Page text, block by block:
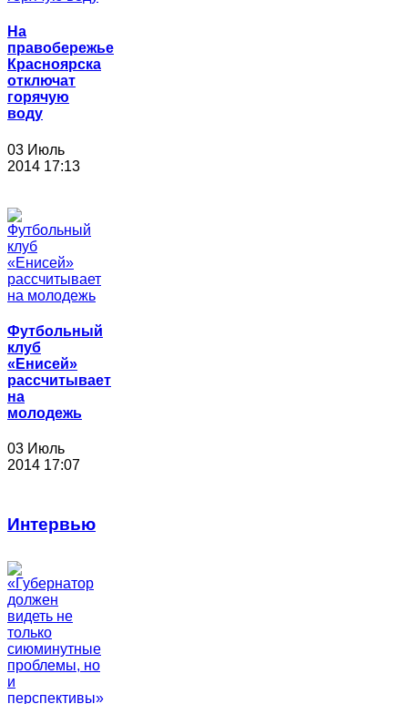
На
правобережье
Красноярска
отключат
горячую
воду
03 Июль
2014 17:13
Футбольный
клуб
«Енисей»
рассчитывает
на
молодежь
03 Июль
2014 17:07
Интервью